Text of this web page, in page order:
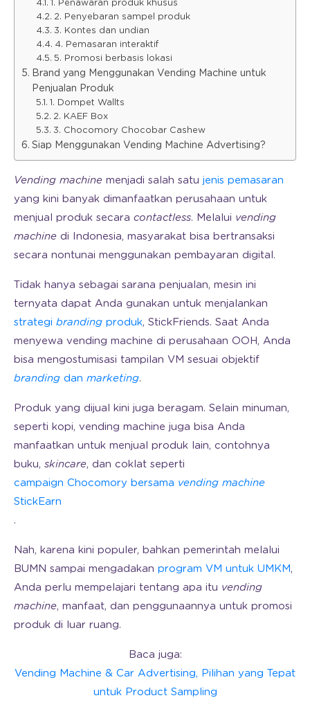
1. Penawaran produk khusus
2. Penyebaran sampel produk
3. Kontes dan undian
4. Pemasaran interaktif
5. Promosi berbasis lokasi
Brand yang Menggunakan Vending Machine untuk
Penjualan Produk
1. Dompet Wallts
2. KAEF Box
3. Chocomory Chocobar Cashew
Siap Menggunakan Vending Machine Advertising?
Vending machine menjadi salah satu jenis pemasaran
yang kini banyak dimanfaatkan perusahaan untuk
menjual produk secara contactless. Melalui vending
machine di Indonesia, masyarakat bisa bertransaksi
secara nontunai menggunakan pembayaran digital.
Tidak hanya sebagai sarana penjualan, mesin ini
ternyata dapat Anda gunakan untuk menjalankan
strategi branding produk, StickFriends. Saat Anda
menyewa vending machine di perusahaan OOH, Anda
bisa mengostumisasi tampilan VM sesuai objektif
branding dan marketing.
Produk yang dijual kini juga beragam. Selain minuman,
seperti kopi, vending machine juga bisa Anda
manfaatkan untuk menjual produk lain, contohnya
buku, skincare, dan coklat seperti
campaign Chocomory bersama vending machine
StickEarn
.
Nah, karena kini populer, bahkan pemerintah melalui
BUMN sampai mengadakan program VM untuk UMKM,
Anda perlu mempelajari tentang apa itu vending
machine, manfaat, dan penggunaannya untuk promosi
produk di luar ruang.
Baca juga:
Vending Machine & Car Advertising, Pilihan yang Tepat
untuk Product Sampling